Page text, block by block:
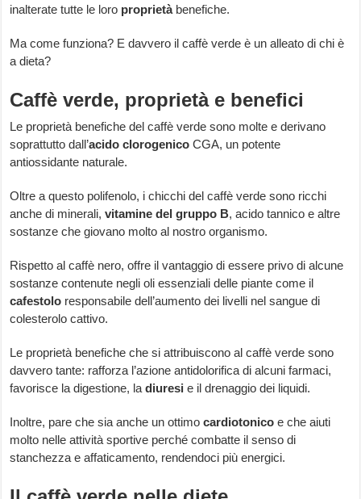
inalterate tutte le loro proprietàbenefiche.
Ma come funziona? E davvero il caffè verde è un alleato di chi è
a dieta?
Caffè verde, proprietà e benefici
Le proprietà benefiche del caffè verde sono molte e derivano
soprattutto dall’acido clorogenico CGA, un potente
antiossidante naturale.
Oltre a questo polifenolo, i chicchi del caffè verde sono ricchi
anche di minerali,vitamine del gruppo B, acido tannico e altre
sostanze che giovano molto al nostro organismo.
Rispetto al caffè nero, offre il vantaggio di essere privo di alcune
sostanze contenute negli oli essenziali delle piante come il
cafestolo responsabile dell’aumento dei livelli nel sangue di
colesterolo cattivo.
Le proprietà benefiche che si attribuiscono al caffè verde sono
davvero tante: rafforza l’azione antidolorifica di alcuni farmaci,
favorisce la digestione, ladiuresi e il drenaggio dei liquidi.
Inoltre, pare che sia anche un ottimocardiotonico e che aiuti
molto nelle attività sportive perché combatte il senso di
stanchezza e affaticamento, rendendoci più energici.